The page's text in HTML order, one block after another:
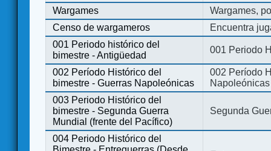
Wargames
Wargames,
Censo de wargameros
Encuentra
001 Periodo histórico del
bimestre - Antigüedad
001 Periodo
002 Período Histórico del
bimestre - Guerras Napoleónicas
002 Período
Napoleónicas
003 Periodo Histórico del
bimestre - Segunda Guerra
Mundial (frente del Pacífico)
Segunda
004 Periodo Histórico del